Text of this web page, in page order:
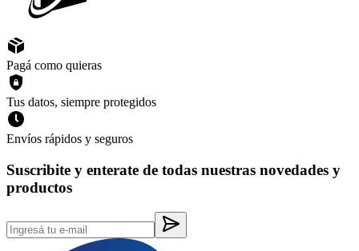
Pagá como quieras
Tus datos, siempre protegidos
Envíos rápidos y seguros
Suscribite y enterate de todas nuestras novedades y
productos